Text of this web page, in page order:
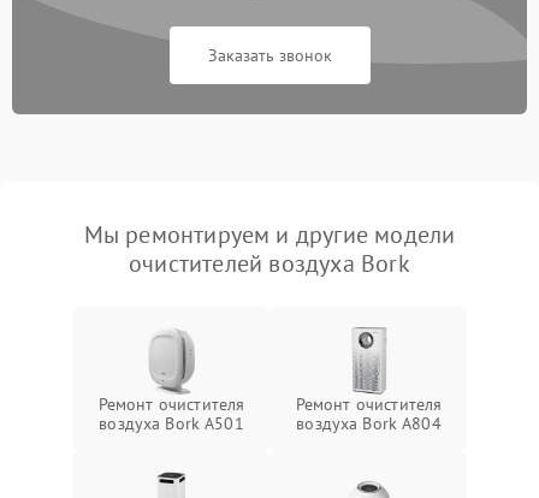
Заказать звонок
Мы ремонтируем и другие модели
очистителей воздуха Bork
Ремонт очистителя
воздуха Bork A501
Ремонт очистителя
воздуха Bork A804